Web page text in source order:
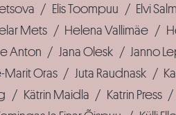
/ Elis Toompuu / Elvi
Mets / Helena Vallimäe /
Anton / Jana Olesk / Janno
Marit Oras / Juta Raudnask /
/ Kätrin Maidla / Katrin Press /